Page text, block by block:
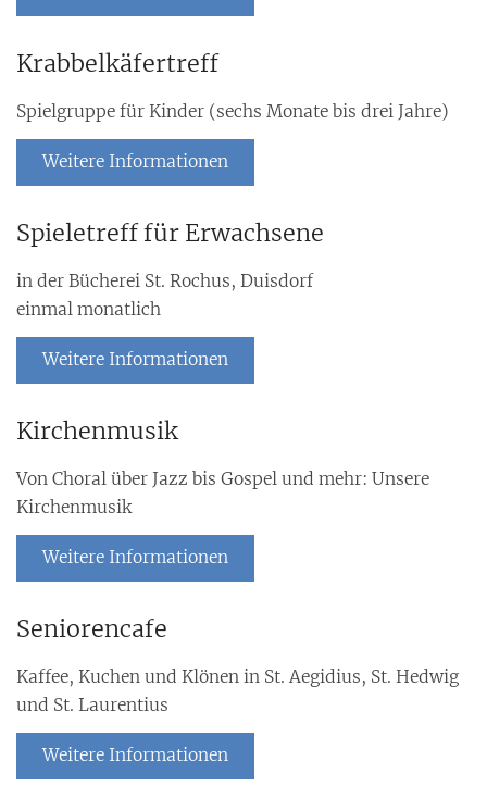
Krabbelkäfertreff
Spielgruppe für Kinder (sechs Monate bis drei Jahre)
Weitere Informationen
Spieletreff für Erwachsene
in der Bücherei St. Rochus, Duisdorf
einmal monatlich
Weitere Informationen
Kirchenmusik
Von Choral über Jazz bis Gospel und mehr: Unsere
Kirchenmusik
Weitere Informationen
Seniorencafe
Kaffee, Kuchen und Klönen in St. Aegidius, St. Hedwig
und St. Laurentius
Weitere Informationen